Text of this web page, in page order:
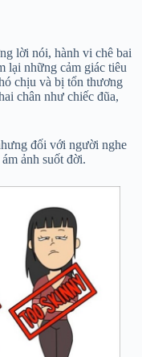
lời nói, hành vi chê bai
lại những cảm giác tiêu
chịu và bị tổn thương
chân như chiếc đũa,
đối với người nghe
ảnh suốt đời.